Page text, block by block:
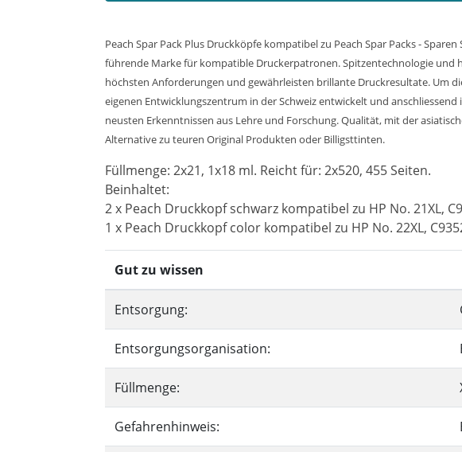
Peach Spar Pack Plus Druckköpfe kompatibel zu Peach Spar Packs -
führende Marke für kompatible Druckerpatronen. Spitzentechnologie und
höchsten Anforderungen und gewährleisten brillante Druckresultate. Um
eigenen Entwicklungszentrum in der Schweiz entwickelt und
neusten Erkenntnissen aus Lehre und Forschung. Qualität, mit der
Alternative zu teuren Original Produkten oder Billigsttinten.
Füllmenge: 2x21, 1x18 ml. Reicht für: 2x520, 455 Seiten.
Beinhaltet:
2 x Peach Druckkopf schwarz kompatibel zu HP No. 21XL,
1 x Peach Druckkopf color kompatibel zu HP No. 22XL,
Gut zu wissen
Entsorgung:
Entsorgungsorganisation:
Füllmenge:
Gefahrenhinweis: